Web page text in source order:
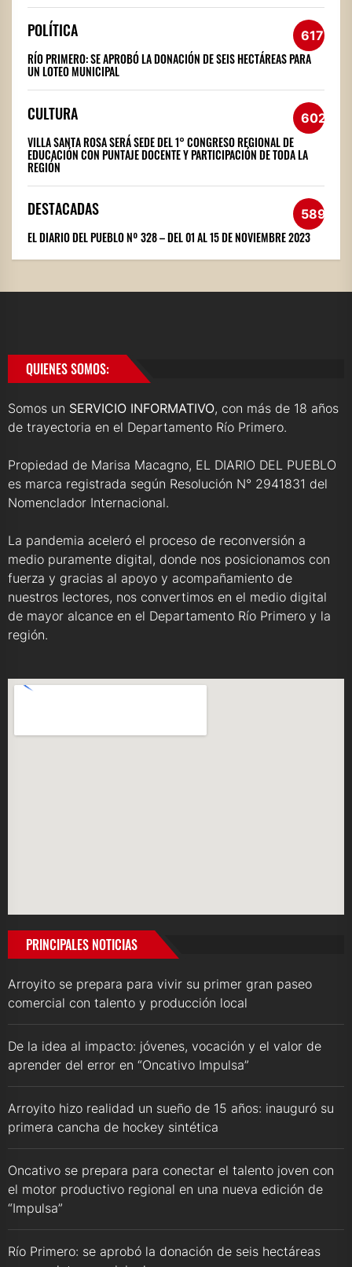
POLÍTICA 617
RÍO PRIMERO: SE APROBÓ LA DONACIÓN DE SEIS HECTÁREAS PARA
UN LOTEO MUNICIPAL
CULTURA 602
VILLA SANTA ROSA SERÁ SEDE DEL 1° CONGRESO REGIONAL DE
EDUCACIÓN CON PUNTAJE DOCENTE Y PARTICIPACIÓN DE TODA LA
REGIÓN
DESTACADAS 589
EL DIARIO DEL PUEBLO Nº 328 – DEL 01 AL 15 DE NOVIEMBRE 2023
QUIENES SOMOS:
Somos un SERVICIO INFORMATIVO, con más de 18 años
de trayectoria en el Departamento Río Primero.
Propiedad de Marisa Macagno, EL DIARIO DEL PUEBLO
es marca registrada según Resolución N° 2941831 del
Nomenclador Internacional.
La pandemia aceleró el proceso de reconversión a
medio puramente digital, donde nos posicionamos con
fuerza y gracias al apoyo y acompañamiento de
nuestros lectores, nos convertimos en el medio digital
de mayor alcance en el Departamento Río Primero y la
región.
PRINCIPALES NOTICIAS
Arroyito se prepara para vivir su primer gran paseo
comercial con talento y producción local
De la idea al impacto: jóvenes, vocación y el valor de
aprender del error en “Oncativo Impulsa”
Arroyito hizo realidad un sueño de 15 años: inauguró su
primera cancha de hockey sintética
Oncativo se prepara para conectar el talento joven con
el motor productivo regional en una nueva edición de
“Impulsa”
Río Primero: se aprobó la donación de seis hectáreas